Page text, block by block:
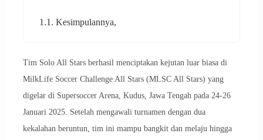
1.1. Kesimpulannya,
Tim Solo All Stars berhasil menciptakan kejutan luar biasa di
MilkLife Soccer Challenge All Stars (MLSC All Stars) yang
digelar di Supersoccer Arena, Kudus, Jawa Tengah pada 24-26
Januari 2025. Setelah mengawali turnamen dengan dua
kekalahan beruntun, tim ini mampu bangkit dan melaju hingga